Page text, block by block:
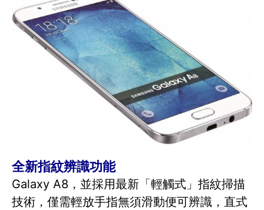
全新指紋辨識功能
Galaxy A8，並採用最新「輕觸式」指紋掃描
技術，僅需輕放手指無須滑動便可辨識，直式